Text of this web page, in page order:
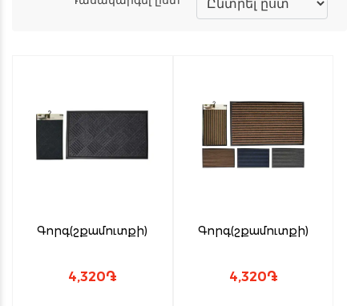
Գորգ(շքամուտքի)
4,320֏
Գորգ(շքամուտքի)
4,320֏